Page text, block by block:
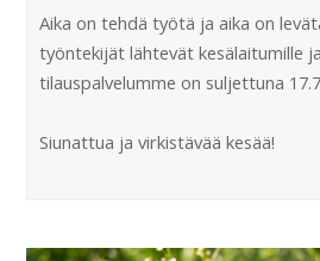
Aika on tehdä työtä ja aika on
työntekijät lähtevät kesälaitumille
tilauspalvelumme on suljettuna
Siunattua ja virkistävää kesää!